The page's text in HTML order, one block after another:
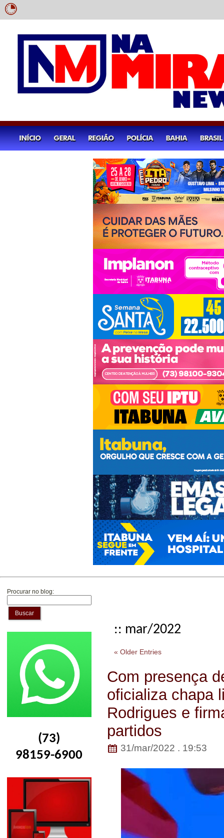
Procurar no blog:
Buscar
(73)
98159-6900
:: mar/2022
« Older Entries
Com presença
oficializa chapa
Rodrigues e
partidos
31/mar/2022 . 19:53